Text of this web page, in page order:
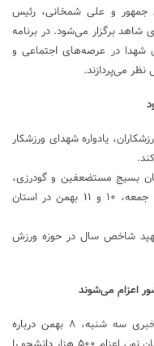
و علی شمخانی، رئیس
برگزار می‌شود. در برنامه
شهدا در عرصه‌های اجتماعی و
نظر می‌پردازند.
یادواره شهدای ورزشکار
بسیج مستضعفین و گودرزی،
وزیر ورزش و جوانان طی روز‌های پنجشنبه و جمعه، ۱۰ و ۱۱ بهمن‌ در استان
شاخص سال در حوزه ورزش
رئیس سازمان بسیج دانشجویی در نشست خبری سه شنبه، ۸ بهمن درباره